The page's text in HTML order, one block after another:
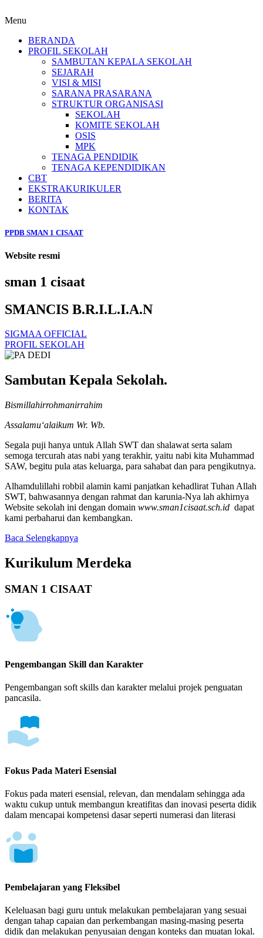
Menu
BERANDA
PROFIL SEKOLAH
SAMBUTAN KEPALA SEKOLAH
SEJARAH
VISI & MISI
SARANA PRASARANA
STRUKTUR ORGANISASI
SEKOLAH
KOMITE SEKOLAH
OSIS
MPK
TENAGA PENDIDIK
TENAGA KEPENDIDIKAN
CBT
EKSTRAKURIKULER
BERITA
KONTAK
PPDB SMAN 1 CISAAT
Website resmi
sman 1 cisaat
SMANCIS B.R.I.L.I.A.N
SIGMAA OFFICIAL
PROFIL SEKOLAH
Sambutan Kepala Sekolah.
Bismillahirrohmanirrahim
Assalamu‘alaikum Wr. Wb.
Segala puji hanya untuk Allah SWT dan shalawat serta salam
semoga tercurah atas nabi yang terakhir, yaitu nabi kita Muhammad
SAW, begitu pula atas keluarga, para sahabat dan para pengikutnya.
Alhamdulillahi robbil alamin kami panjatkan kehadlirat Tuhan Allah
SWT, bahwasannya dengan rahmat dan karunia-Nya lah akhirnya
Website sekolah ini dengan domain www.sman1cisaat.sch.id dapat
kami perbaharui dan kembangkan.
Baca Selengkapnya
Kurikulum Merdeka
SMAN 1 CISAAT
Pengembangan Skill dan Karakter
Pengembangan soft skills dan karakter melalui projek penguatan
pancasila.
Fokus Pada Materi Esensial
Fokus pada materi esensial, relevan, dan mendalam sehingga ada
waktu cukup untuk membangun kreatifitas dan inovasi peserta didik
dalam mencapai kompetensi dasar seperti numerasi dan literasi
Pembelajaran yang Fleksibel
Keleluasan bagi guru untuk melakukan pembelajaran yang sesuai
dengan tahap capaian dan perkembangan masing-masing peserta
didik dan melakukan penyusaian dengan konteks dan muatan lokal.